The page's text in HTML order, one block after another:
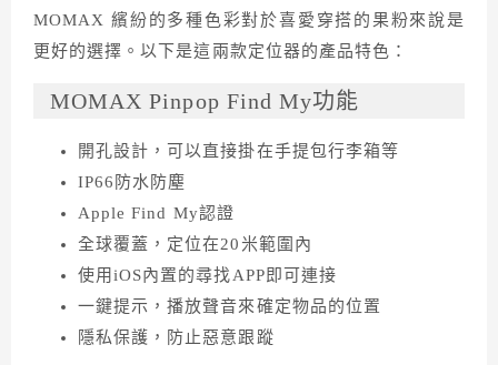
MOMAX 繽紛的多種色彩對於喜愛穿搭的果粉來說是
更好的選擇。以下是這兩款定位器的產品特色：
MOMAX Pinpop Find My功能
開孔設計，可以直接掛在手提包行李箱等
IP66防水防塵
Apple Find My認證
全球覆蓋，定位在20米範圍內
使用iOS內置的尋找APP即可連接
一鍵提示，播放聲音來確定物品的位置
隱私保護，防止惡意跟蹤